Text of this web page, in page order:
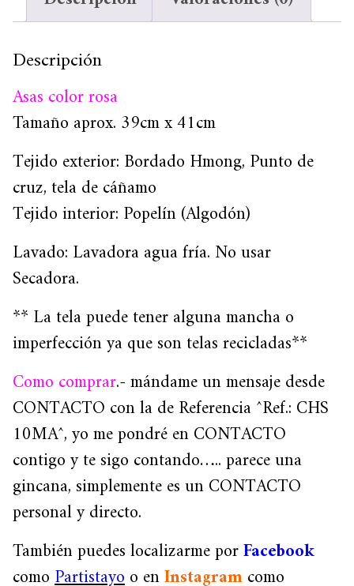
Descripción
Asas color rosa
Tamaño aprox. 39cm x 41cm
Tejido exterior: Bordado Hmong, Punto de
cruz, tela de cáñamo
Tejido interior: Popelín (Algodón)
Lavado: Lavadora agua fría. No usar
Secadora.
** La tela puede tener alguna mancha o
imperfección ya que son telas recicladas**
Como comprar.- mándame un mensaje desde
CONTACTO con la de Referencia ^Ref.: CHS
10MA^, yo me pondré en CONTACTO
contigo y te sigo contando….. parece una
gincana, simplemente es un CONTACTO
personal y directo.
También puedes localizarme porFacebook
comoPartistayoo enInstagramcomo